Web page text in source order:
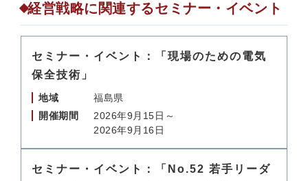
経営戦略に関連するセミナー・イベント
セミナー・イベント：「現場のための電気
保全技術」
地域
福島県
開催期間
2026年9月15日～
2026年9月16日
セミナー・イベント：「No.52 若手リーダ